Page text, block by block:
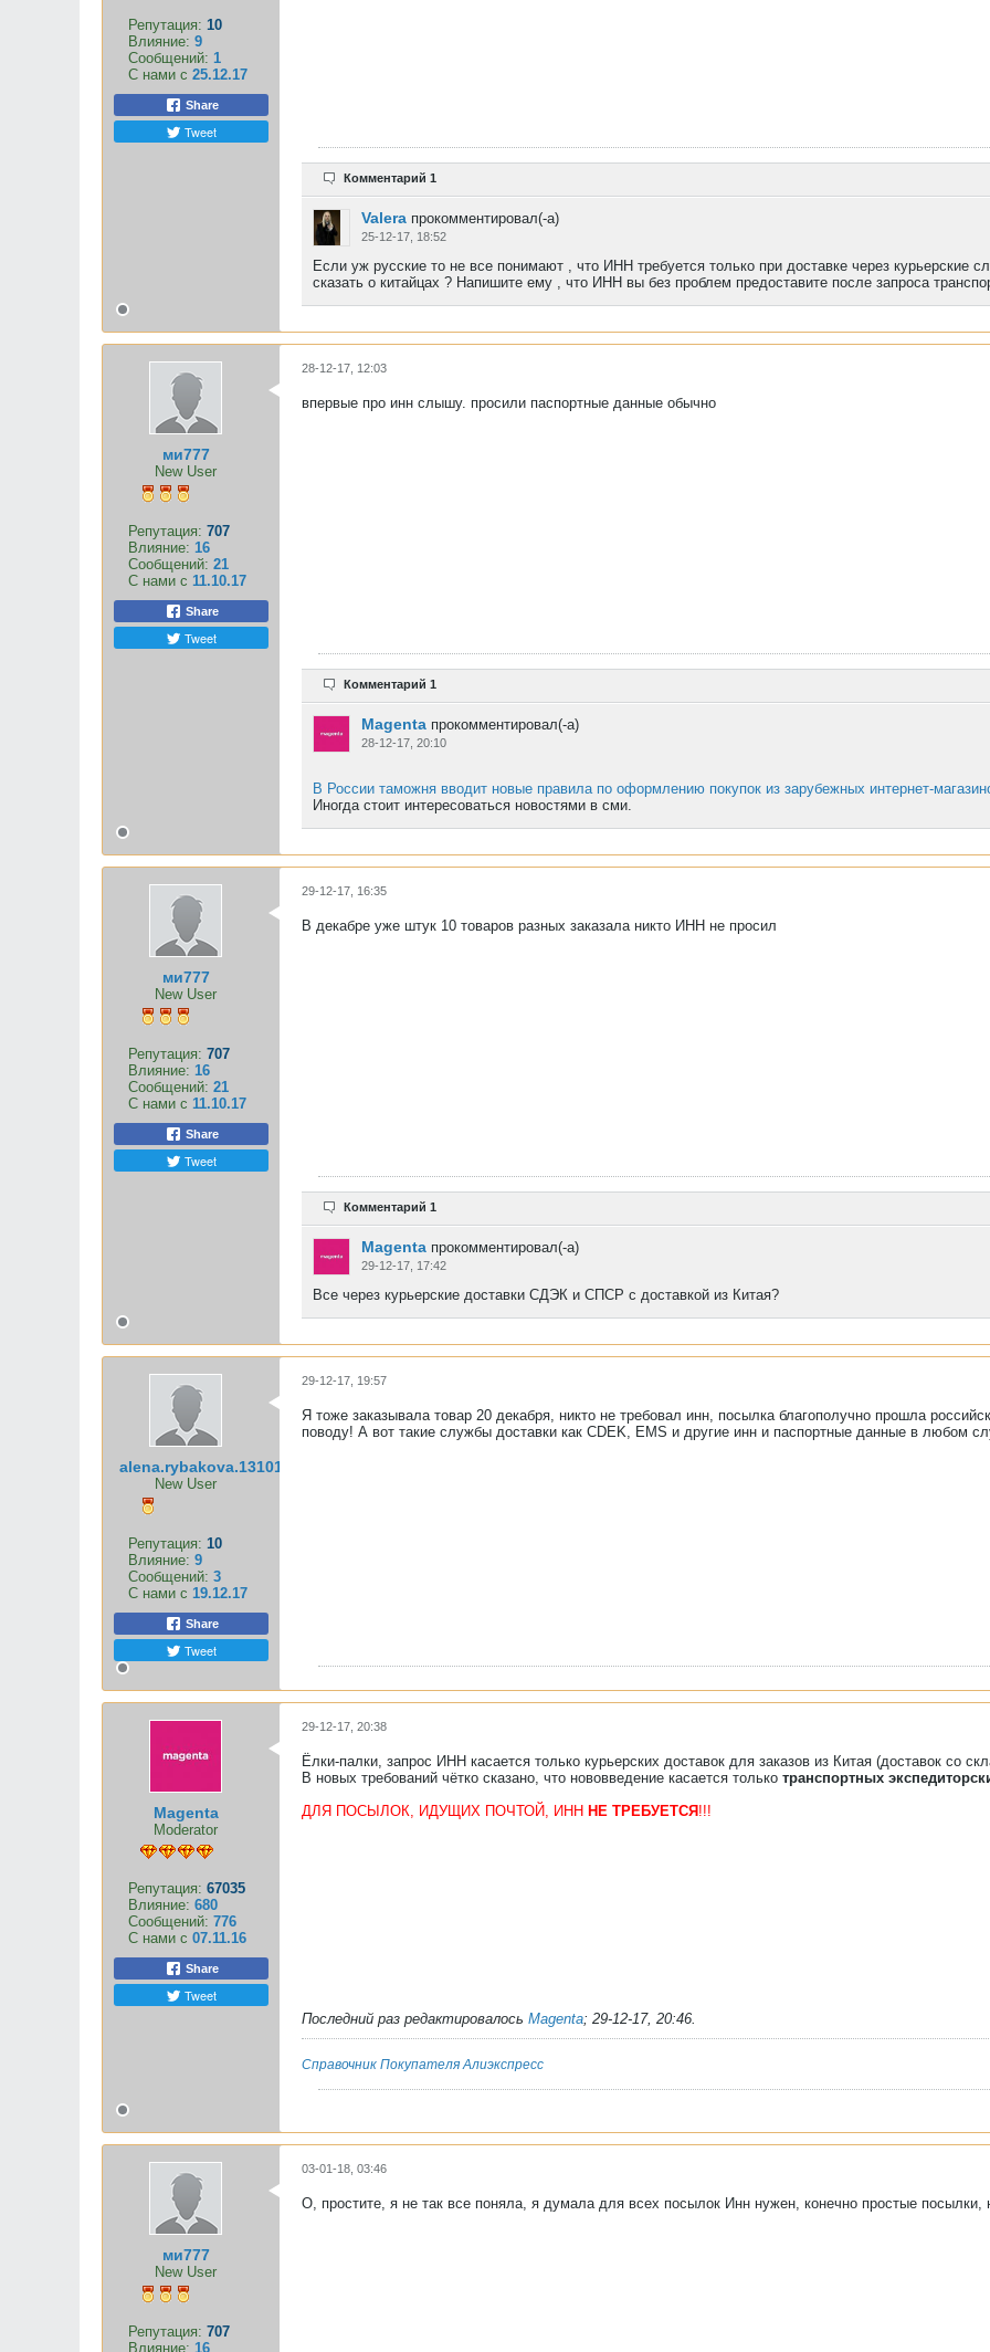
Репутация: 10
Влияние: 9
Сообщений: 1
С нами с 25.12.17
Share
Tweet
Комментарий 1
Valera прокомментировал(-а)
25-12-17, 18:52
Если уж русские то не все понимают , что ИНН требуется только при доставке через
сказать о китайцах ? Напишите ему , что ИНН вы без проблем предоставите после запроса
ми777
New User
Репутация: 707
Влияние: 16
Сообщений: 21
С нами с 11.10.17
Share
Tweet
28-12-17, 12:03
впервые про инн слышу. просили паспортные данные обычно
Комментарий 1
Magenta прокомментировал(-а)
28-12-17, 20:10
В России таможня вводит новые правила по оформлению покупок из зарубежных интернет-
Иногда стоит интересоваться новостями в сми.
ми777
New User
Репутация: 707
Влияние: 16
Сообщений: 21
С нами с 11.10.17
Share
Tweet
29-12-17, 16:35
В декабре уже штук 10 товаров разных заказала никто ИНН не просил
Комментарий 1
Magenta прокомментировал(-а)
29-12-17, 17:42
Все через курьерские доставки СДЭК и СПСР с доставкой из Китая?
alena.rybakova.13101993
New User
Репутация: 10
Влияние: 9
Сообщений: 3
С нами с 19.12.17
Share
Tweet
29-12-17, 19:57
Я тоже заказывала товар 20 декабря, никто не требовал инн, посылка благополучно прошла
поводу! А вот такие службы доставки как CDEK, EMS и другие инн и паспортные данные в любом
Magenta
Moderator
Репутация: 67035
Влияние: 680
Сообщений: 776
С нами с 07.11.16
Share
Tweet
29-12-17, 20:38
Ёлки-палки, запрос ИНН касается только курьерских доставок для заказов из Китая (доставок со
В новых требований чётко сказано, что нововведение касается только транспортных
ДЛЯ ПОСЫЛОК, ИДУЩИХ ПОЧТОЙ, ИНН НЕ ТРЕБУЕТСЯ !!!
Последний раз редактировалось Magenta; 29-12-17, 20:46.
Справочник Покупателя Алиэкспресс
ми777
New User
Репутация: 707
Влияние: 16
03-01-18, 03:46
О, простите, я не так все поняла, я думала для всех посылок Инн нужен, конечно простые посылки,